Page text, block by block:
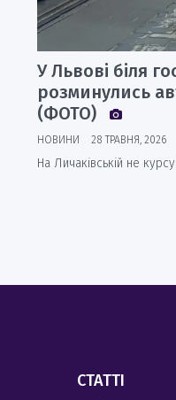
У Львові біля
розминулись
(ФОТО)
НОВИНИ 28 ТРАВНЯ, 2026
На Личаківській не
СТАТТІ